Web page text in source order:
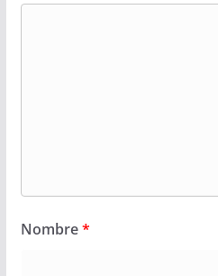
Nombre*